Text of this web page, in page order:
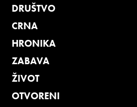
DRUŠTVO
CRNA
HRONIKA
ZABAVA
ŽIVOT
OTVORENI